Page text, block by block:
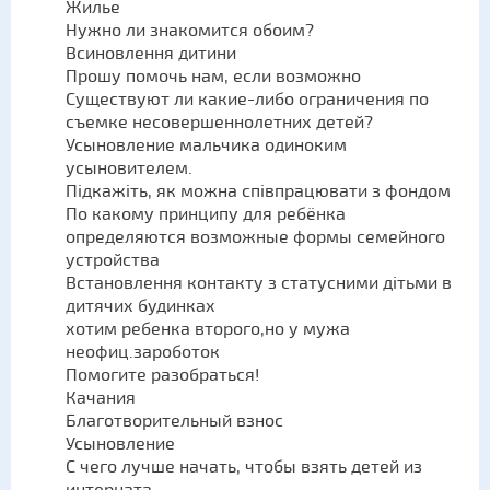
Жилье
Нужно ли знакомится обоим?
Всиновлення дитини
Прошу помочь нам, если возможно
Существуют ли какие-либо ограничения по
съемке несовершеннолетних детей?
Усыновление мальчика одиноким
усыновителем.
Підкажіть, як можна співпрацювати з фондом
По какому принципу для ребёнка
определяются возможные формы семейного
устройства
Встановлення контакту з статусними дітьми в
дитячих будинках
хотим ребенка второго,но у мужа
неофиц.зароботок
Помогите разобраться!
Качания
Благотворительный взнос
Усыновление
С чего лучше начать, чтобы взять детей из